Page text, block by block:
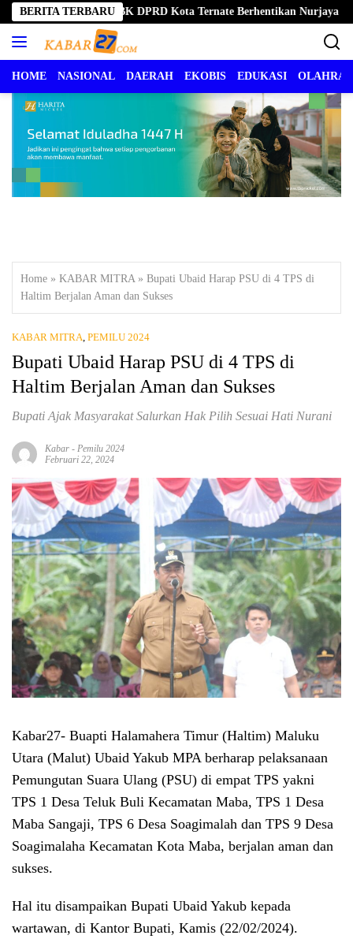
Langsung
ke
konten
BERITA TERBARU
Kode Etik, BK DPRD Kota Ternate Berhentikan Nurjaya Hi.
HOME NASIONAL DAERAH EKOBIS EDUKASI
Home » KABAR MITRA» Bupati Ubaid Harap PSU di 4 TPS di
Haltim Berjalan Aman dan Sukses
KABAR MITRA, PEMILU 2024
Bupati Ubaid Harap PSU di 4 TPS di
Haltim Berjalan Aman dan Sukses
Bupati Ajak Masyarakat Salurkan Hak Pilih Sesuai Hati Nurani
Kabar - Pemilu 2024
Februari 22, 2024
Kabar27- Buapti Halamahera Timur (Haltim) Maluku
Utara (Malut) Ubaid Yakub MPA berharap pelaksanaan
Pemungutan Suara Ulang (PSU) di empat TPS yakni
TPS 1 Desa Teluk Buli Kecamatan Maba, TPS 1 Desa
Maba Sangaji, TPS 6 Desa Soagimalah dan TPS 9 Desa
Soagimalaha Kecamatan Kota Maba, berjalan aman dan
sukses.
Hal itu disampaikan Bupati Ubaid Yakub kepada
wartawan, di Kantor Bupati, Kamis (22/02/2024).